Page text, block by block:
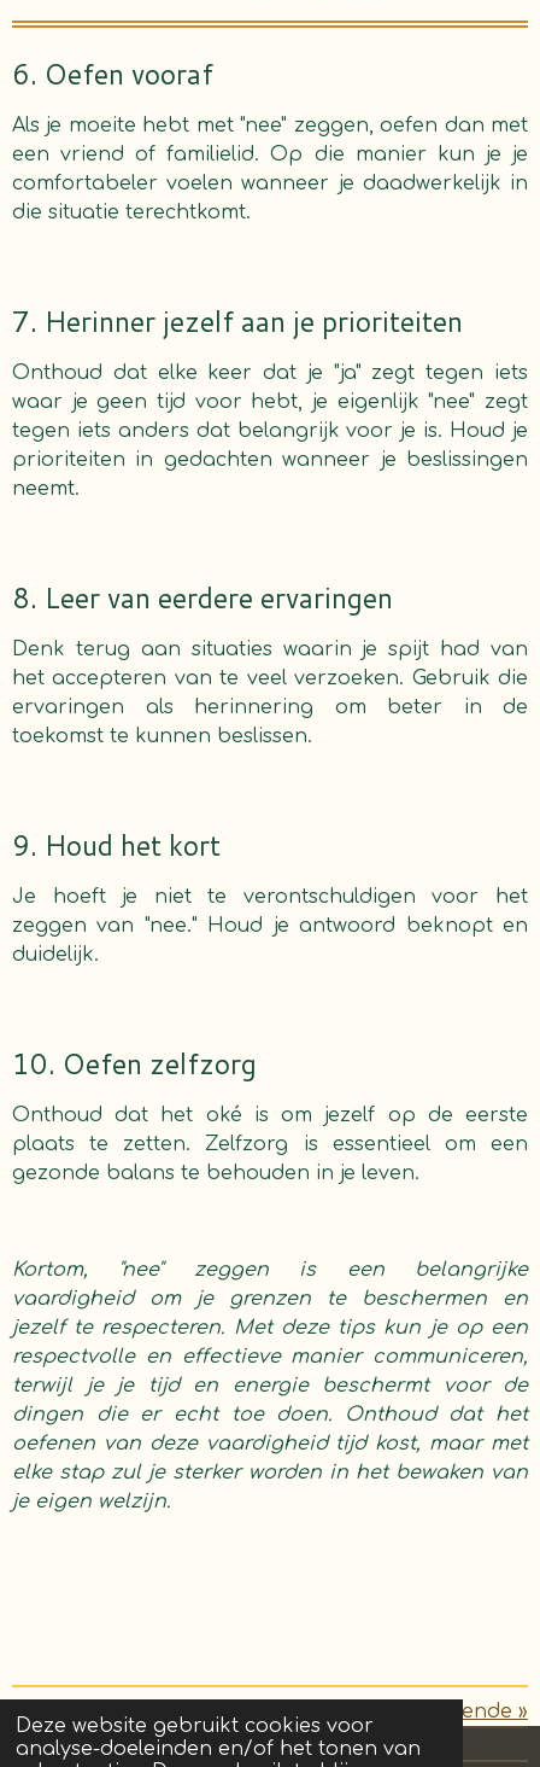
Deze website gebruikt cookies voor
analyse-doeleinden en/of het tonen van
6. Oefen vooraf
Als je moeite hebt met "nee" zeggen, oefen dan met
een vriend of familielid. Op die manier kun je je
comfortabeler voelen wanneer je daadwerkelijk in
die situatie terechtkomt.
7. Herinner jezelf aan je prioriteiten
Onthoud dat elke keer dat je "ja" zegt tegen iets
waar je geen tijd voor hebt, je eigenlijk "nee" zegt
tegen iets anders dat belangrijk voor je is. Houd je
prioriteiten in gedachten wanneer je beslissingen
neemt.
8. Leer van eerdere ervaringen
Denk terug aan situaties waarin je spijt had van
het accepteren van te veel verzoeken. Gebruik die
ervaringen als herinnering om beter in de
toekomst te kunnen beslissen.
9. Houd het kort
Je hoeft je niet te verontschuldigen voor het
zeggen van "nee." Houd je antwoord beknopt en
duidelijk.
10. Oefen zelfzorg
Onthoud dat het oké is om jezelf op de eerste
plaats te zetten. Zelfzorg is essentieel om een
gezonde balans te behouden in je leven.
Kortom, "nee" zeggen is een belangrijke
vaardigheid om je grenzen te beschermen en
jezelf te respecteren. Met deze tips kun je op een
respectvolle en effectieve manier communiceren,
terwijl je je tijd en energie beschermt voor de
dingen die er echt toe doen. Onthoud dat het
oefenen van deze vaardigheid tijd kost, maar met
elke stap zul je sterker worden in het bewaken van
je eigen welzijn.
« Volgende »